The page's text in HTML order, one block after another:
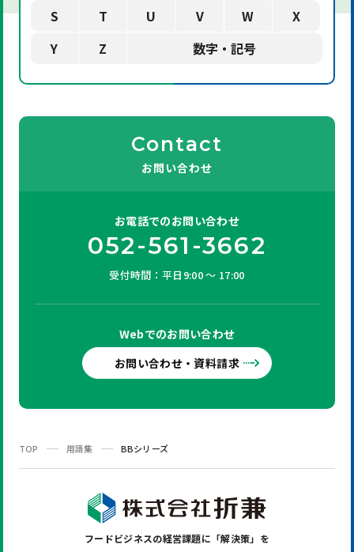
S
T U V W
X
Y
Z 数字・記号
Contact
お問い合わせ
お電話でのお問い合わせ
052-561-3662
受付時間：平日9:00 ～ 17:00
Webでのお問い合わせ
お問い合わせ・資料請求
TOP 用語集 BBシリーズ
フードビジネスの経営課題に「解決策」を